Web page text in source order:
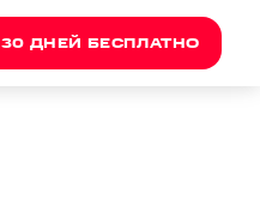
30 ДНЕЙ БЕСПЛАТНО